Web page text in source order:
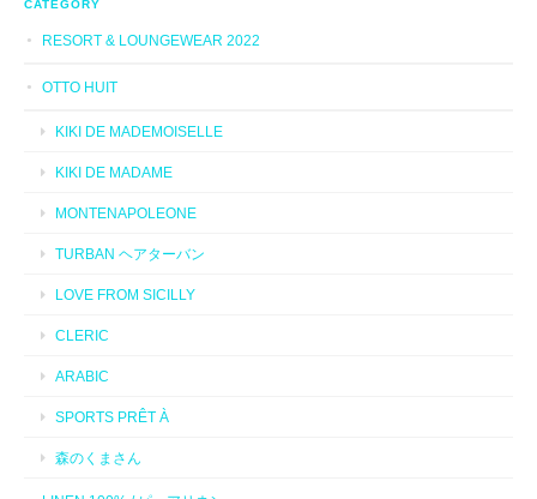
CATEGORY
RESORT & LOUNGEWEAR 2022
OTTO HUIT
KIKI DE MADEMOISELLE
KIKI DE MADAME
MONTENAPOLEONE
TURBAN ヘアターバン
LOVE FROM SICILLY
CLERIC
ARABIC
SPORTS PRÊT À
森のくまさん